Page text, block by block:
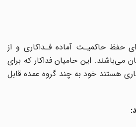
حفظ حاکمیـت آماده فـداکاری و از
این حامیان فداکار که برای
هستند خود به چند گروه عمده قابل